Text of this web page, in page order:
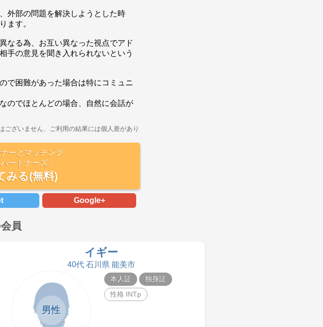
外部の問題を解決しようとした時
ます。
なる為、お互い異なった視点でアド
手の意見を聞き入れられないという
で困難があった場合は特にコミュニ
のでほとんどの場合、自然に会話が
ざいません、ご利用の結果には個人差があり
ーとマッチング
ートナーズ」
みる(無料)
Google+
員
イギー
40代 石川県 能美市
男性
本人証
独身証
性格 INTp